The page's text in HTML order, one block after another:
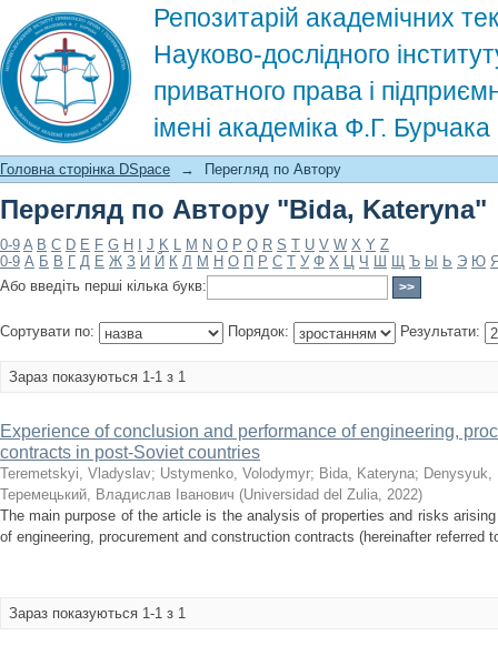
Репозитарій академічних
Науково-дослідного
приватного права і
імені академіка Ф.Г.
Перегляд по Автору "Bida, Kateryna"
Головна сторінка DSpace → Перегляд по Автору
Перегляд по Автору "Bida, Kateryna"
0-9 A B C D E F G H J K L M N O P Q R S T U V W X Y Z
0-9 А Б В Г Д Е Ж З И Й К Л М Н О П Р С Т У Ф Х Ц Ч Ш Щ Ъ Ы Ь Э Ю
Або введіть перші кілька букв:
Сортувати по: Порядок: Результати:
Зараз показуються 1-1 з 1
Experience of conclusion and performance of engineering,
contracts in post-Soviet countries
Teremetskyi, Vladyslav; Ustymenko, Volodymyr; Bida, Kateryna; Denysyuk,
Теремецький, Владислав Іванович (Universidad del Zulia, 2022)
The main purpose of the article is the analysis of properties and risks
of engineering, procurement and construction contracts (hereinafter referred
Зараз показуються 1-1 з 1